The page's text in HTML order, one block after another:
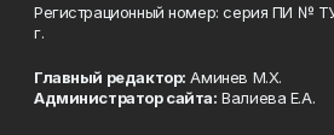
Регистрационный номер: серия ПИ №
г.
Главный редактор: Аминев М.Х.
Администратор сайта: Валиева Е.А.